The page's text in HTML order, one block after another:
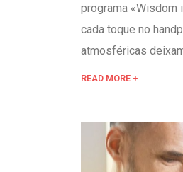
programa «Wisdom
cada toque no
atmosféricas
READ MORE +